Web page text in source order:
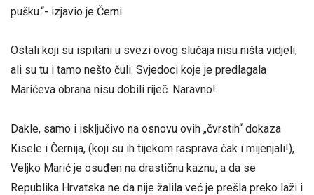
pušku.“- izjavio je Černi.
Ostali koji su ispitani u svezi ovog slučaja nisu ništa vidjeli,
ali su tu i tamo nešto čuli. Svjedoci koje je predlagala
Marićeva obrana nisu dobili riječ. Naravno!
Dakle, samo i isključivo na osnovu ovih „čvrstih“ dokaza
Kisele i Černija, (koji su ih tijekom rasprava čak i mijenjali!),
Veljko Marić je osuđen na drastičnu kaznu, a da se
Republika Hrvatska ne da nije žalila već je prešla preko laži i